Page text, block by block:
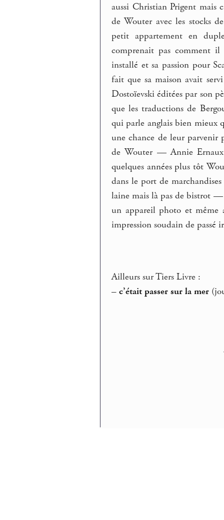
aussi Christian Prigent mais
de Wouter avec les stocks
petit appartement en
comprenait pas comment
installé et sa passion pour
fait que sa maison avait
Dostoïevski éditées par son
que les traductions de
qui parle anglais bien mieux
une chance de leur parvenir
de Wouter — Annie
quelques années plus tôt
dans le port de
laine mais là pas de bistrot
un appareil photo et même
impression soudain de
Ailleurs sur Tiers Livre :
– c’était passer sur la mer